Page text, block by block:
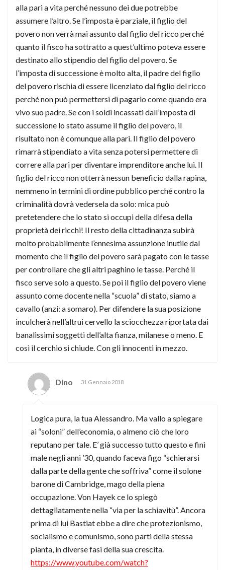
alla pari a vita perché nessuno dei due potrebbe
assumere l’altro. Se l’imposta è parziale, il figlio del
povero non verrà mai assunto dal figlio del ricco perché
quanto il fisco ha sottratto a quest’ultimo poteva essere
destinato allo stipendio del figlio del povero. Se
l’imposta di successione è molto alta, il padre del figlio
del povero rischia di essere licenziato dal figlio del ricco
perché non può permettersi di pagarlo come quando era
vivo suo padre. Se con i soldi incassati dall’imposta di
successione lo stato assume il figlio del povero, il
risultato non è comunque alla pari. Il figlio del povero
rimarrà stipendiato a vita senza potersi permettere di
correre alla pari per diventare imprenditore anche lui. Il
figlio del ricco non otterrà nessun beneficio dalla rapina,
nemmeno in termini di ordine pubblico perché contro la
criminalità dovrà vedersela da solo: mica può
pretetendere che lo stato si occupi della difesa della
proprietà dei ricchi! Il resto della cittadinanza subirà
molto probabilmente l’ennesima assunzione inutile dal
momento che il figlio del povero sarà pagato con le tasse
per controllare che gli altri paghino le tasse. Perché il
fisco serve solo a questo. Se poi il figlio del povero viene
assunto come docente nella “scuola” di stato, siamo a
cavallo (anzi: a somaro). Per difendere la sua posizione
inculcherà nell’altrui cervello la sciocchezza riportata dai
banalissimi soggetti dell’alta fianza, milanese o meno. E
così il cerchio si chiude. Con gli innocenti in mezzo.
Dino 31 Gennaio 2018
Logica pura, la tua Alessandro. Ma vallo a spiegare
ai “soloni” dell’economia, o almeno ciò che loro
reputano per tale. E’ già successo tutto questo e finì
male negli anni ’30, quando faceva figo “schierarsi
dalla parte della gente che soffriva” come il solone
barone di Cambridge, mago della piena
occupazione. Von Hayek ce lo spiegò
dettagliatamente nella “via per la schiavitù”. Ancora
prima di lui Bastiat ebbe a dire che protezionismo,
socialismo e comunismo, sono parti della stessa
pianta, in diverse fasi della sua crescita.
https://www.youtube.com/watch?